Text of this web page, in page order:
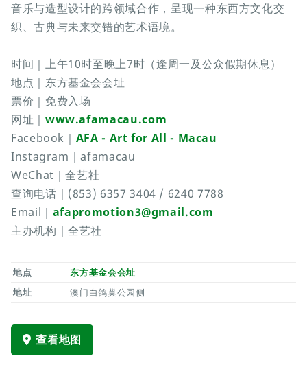
音乐与造型设计的跨领域合作，呈现一种东西方文化交
织、古典与未来交错的艺术语境。
时间｜上午10时至晚上7时（逢周一及公众假期休息）
地点｜东方基金会会址
票价｜免费入场
网址｜ www.afamacau.com
Facebook｜ AFA - Art for All - Macau
Instagram｜afamacau
WeChat｜全艺社
查询电话｜(853) 6357 3404 / 6240 7788
Email｜ afapromotion3@gmail.com
主办机构｜全艺社
地点
东方基金会会址
地址
澳门白鸽巢公园侧
查看地图